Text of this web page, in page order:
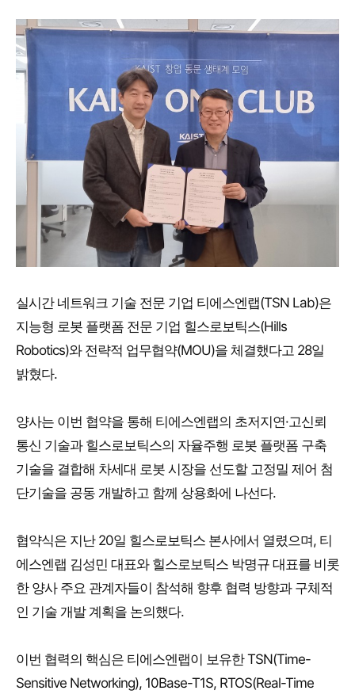
실시간 네트워크 기술 전문 기업 티에스엔랩(TSN Lab)은
지능형 로봇 플랫폼 전문 기업 힐스로보틱스(Hills
Robotics)와 전략적 업무협약(MOU)을 체결했다고 28일
밝혔다.
양사는 이번 협약을 통해 티에스엔랩의 초저지연·고신뢰
통신 기술과 힐스로보틱스의 자율주행 로봇 플랫폼 구축
기술을 결합해 차세대 로봇 시장을 선도할 고정밀 제어 첨
단기술을 공동 개발하고 함께 상용화에 나선다.
협약식은 지난 20일 힐스로보틱스 본사에서 열렸으며, 티
에스엔랩 김성민 대표와 힐스로보틱스 박명규 대표를 비롯
한 양사 주요 관계자들이 참석해 향후 협력 방향과 구체적
인 기술 개발 계획을 논의했다.
이번 협력의 핵심은 티에스엔랩이 보유한 TSN(Time-
Sensitive Networking), 10Base-T1S, RTOS(Real-Time